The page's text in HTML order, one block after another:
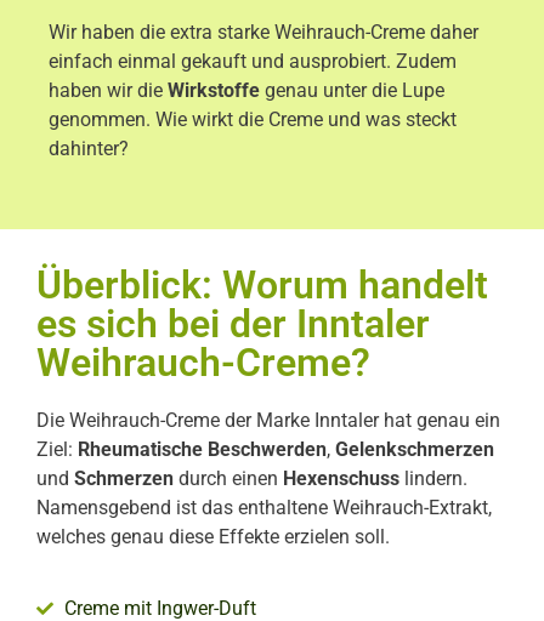
Wir haben die extra starke Weihrauch-Creme daher
einfach einmal gekauft und ausprobiert. Zudem
haben wir die Wirkstoffe genau unter die Lupe
genommen. Wie wirkt die Creme und was steckt
dahinter?
Überblick: Worum handelt
es sich bei der Inntaler
Weihrauch-Creme?
Die Weihrauch-Creme der Marke Inntaler hat genau ein
Ziel: Rheumatische Beschwerden, Gelenkschmerzen
und Schmerzen durch einen Hexenschuss lindern.
Namensgebend ist das enthaltene Weihrauch-Extrakt,
welches genau diese Effekte erzielen soll.
Creme mit Ingwer-Duft